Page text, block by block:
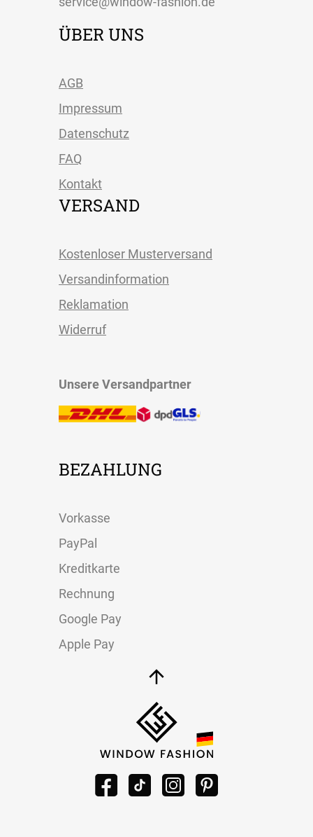
ÜBER UNS
AGB
Impressum
Datenschutz
FAQ
Kontakt
VERSAND
Kostenloser Musterversand
Versandinformation
Reklamation
Widerruf
Unsere Versandpartner
BEZAHLUNG
Vorkasse
PayPal
Kreditkarte
Rechnung
Google Pay
Apple Pay